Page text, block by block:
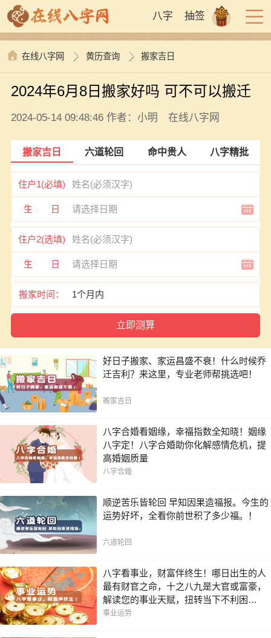
八字 抽签
在线八字网 黄历查询 搬家吉日
2024年6月8日搬家好吗 可不可以搬迁
2024-05-14 09:48:46 作者：小明 在线八字网
搬家吉日 六道轮回 命中贵人 八字精批
住户1(必填)
生 日
住户2(选填)
生 日
搬家时间：
好日子搬家、家运昌盛不衰！什么时候乔
迁吉利？来这里，专业老师帮挑选吧！
搬家吉日
八字合婚看姻缘，幸福指数全知晓！姻缘
八字定！八字合婚助你化解感情危机，提
高婚姻质量
八字合婚
顺逆苦乐皆轮回 早知因果造福报。今生的
运势好坏，全看你前世积了多少福。！
六道轮回
八字看事业，财富伴终生！哪日出生的人
最有财官之命，十之八九是大官或富豪，
解读您的事业天赋，扭转当下不利困
局！！
事业运势